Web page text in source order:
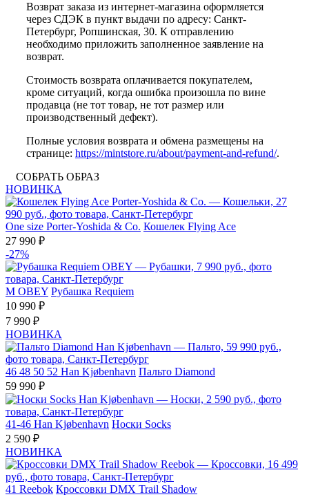
Возврат заказа из интернет-магазина оформляется
через СДЭК в пункт выдачи по адресу: Санкт-
Петербург, Ропшинская, 30. К отправлению
необходимо приложить заполненное заявление на
возврат.
Стоимость возврата оплачивается покупателем,
кроме ситуаций, когда ошибка произошла по вине
продавца (не тот товар, не тот размер или
производственный дефект).
Полные условия возврата и обмена размещены на
странице: https://mintstore.ru/about/payment-and-refund/.
СОБРАТЬ ОБРАЗ
НОВИНКА
One size Porter-Yoshida & Co. Кошелек Flying Ace
27 990 ₽
-27%
M OBEY Рубашка Requiem
10 990 ₽
7 990 ₽
НОВИНКА
46 48 50 52 Han Kjøbenhavn Пальто Diamond
59 990 ₽
41-46 Han Kjøbenhavn Носки Socks
2 590 ₽
НОВИНКА
41 Reebok Кроссовки DMX Trail Shadow